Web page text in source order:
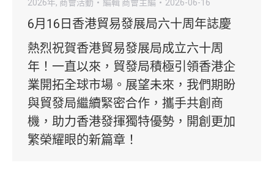
2026年, 商會活動 編輯 商會主編 2026-06-16
6月16日香港貿易發展局六十周年誌慶
熱烈祝賀香港貿易發展局成立六十周
年！一直以來，貿發局積極引領香港企
業開拓全球市場。展望未來，我們期盼
與貿發局繼續緊密合作，攜手共創商
機，助力香港發揮獨特優勢，開創更加
繁榮耀眼的新篇章！